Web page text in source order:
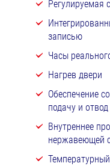
Регулируемая
записью
Часы
Нагрев двери
Обеспечение
подачу и
Внутреннее
нержавеющей